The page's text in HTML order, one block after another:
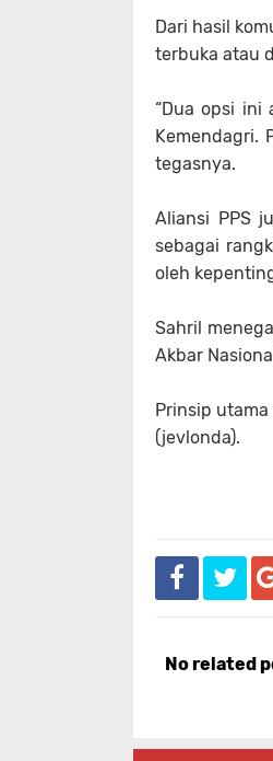
Dari hasil
terbuka atau
“Dua opsi ini
Kemendagri.
tegasnya.
Aliansi PPS
sebagai
oleh
Sahril
Akbar
Prinsip
(jevlonda).
No related